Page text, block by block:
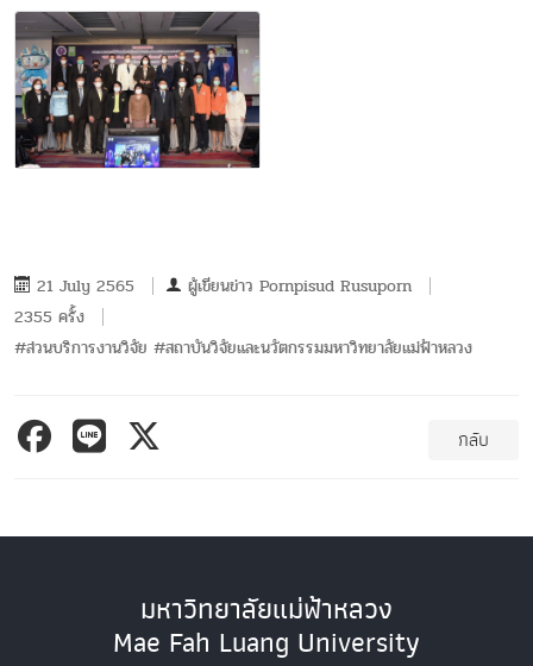
21 July 2565 ผู้เขียนข่าว Pornpisud Rusuporn
2355 ครั้ง
#ส่วนบริการงานวิจัย #สถาบันวิจัยและนวัตกรรมมหาวิทยาลัยแม่ฟ้าหลวง
กลับ
มหาวิทยาลัยแม่ฟ้าหลวง
Mae Fah Luang University